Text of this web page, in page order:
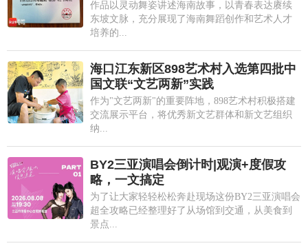
作品以灵动舞姿讲述海南故事，以青春表达赓续
东坡文脉，充分展现了海南舞蹈创作和艺术人才
培养的...
海口江东新区898艺术村入选第四批中
国文联“文艺两新”实践
作为"文艺两新"的重要阵地，898艺术村积极搭建
交流展示平台，将优秀新文艺群体和新文艺组织
纳...
BY2三亚演唱会倒计时|观演+度假攻
略，一文搞定
为了让大家轻轻松松奔赴现场这份BY2三亚演唱会
超全攻略已经整理好了从场馆到交通，从美食到
景点...